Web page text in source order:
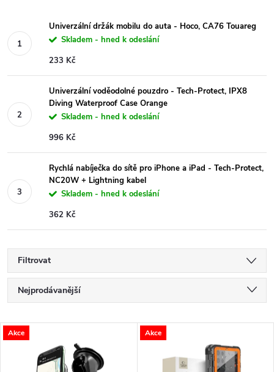
Univerzální držák mobilu do auta - Hoco, CA76 Touareg
Skladem - hned k odeslání
233 Kč
Univerzální voděodolné pouzdro - Tech-Protect, IPX8
Diving Waterproof Case Orange
Skladem - hned k odeslání
996 Kč
Rychlá nabíječka do sítě pro iPhone a iPad - Tech-Protect,
NC20W + Lightning kabel
Skladem - hned k odeslání
362 Kč
Filtrovat
Ř
a
Nejprodávanější
Nejdražší
Abecedně
V
Akce Akce